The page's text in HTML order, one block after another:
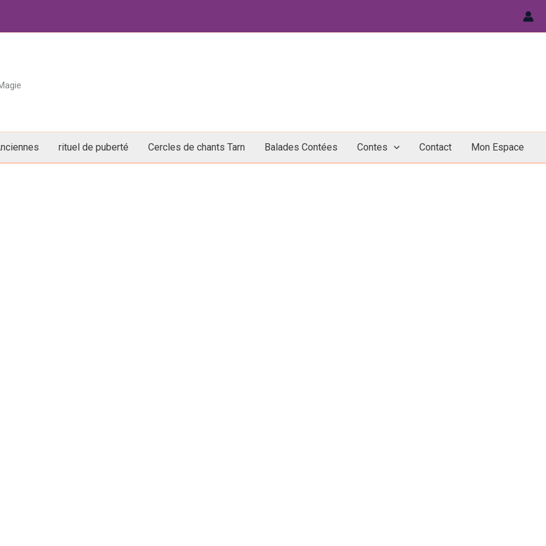
rituel de puberté Cercles de chants Tarn Balades Contées Contes Contact Mon Espace